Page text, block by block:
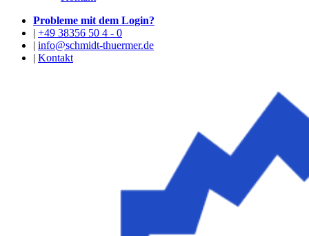
Probleme mit dem Login?
| +49 38356 50 4 - 0
| info@schmidt-thuermer.de
| Kontakt